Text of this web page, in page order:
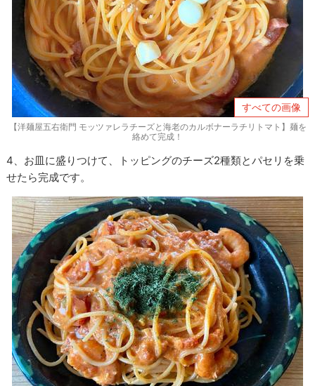
すべての画像
【洋麺屋五右衛門 モッツァレラチーズと海老のカルボナーラチリトマト】麺を
絡めて完成！
4、お皿に盛りつけて、トッピングのチーズ2種類とパセリを乗
せたら完成です。